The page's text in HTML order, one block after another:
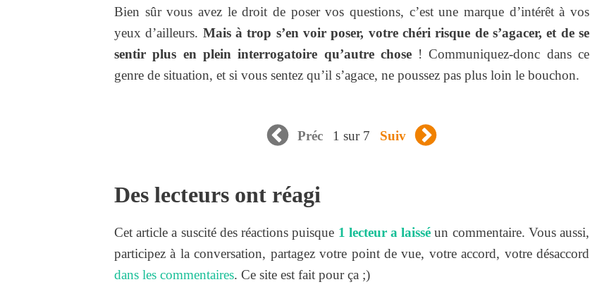
Bien sûr vous avez le droit de poser vos questions, c’est une marque d’intérêt à vos
yeux d’ailleurs. Mais à trop s’en voir poser, votre chéri risque de s’agacer, et de se
sentir plus en plein interrogatoire qu’autre chose! Communiquez-donc dans ce
genre de situation, et si vous sentez qu’il s’agace, ne poussez pas plus loin le bouchon.
Préc 1 sur 7 Suiv
Des lecteurs ont réagi
Cet article a suscité des réactions puisque 1 lecteur a laissé un commentaire. Vous aussi,
participez à la conversation, partagez votre point de vue, votre accord, votre désaccord
dans les commentaires. Ce site est fait pour ça ;)